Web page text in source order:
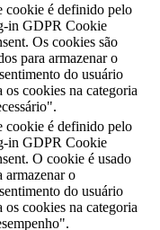
cookie é definido pelo
in GDPR Cookie
Os cookies são
para armazenar o
do usuário
os cookies na categoria
cookie é definido pelo
in GDPR Cookie
O cookie é usado
armazenar o
do usuário
os cookies na categoria